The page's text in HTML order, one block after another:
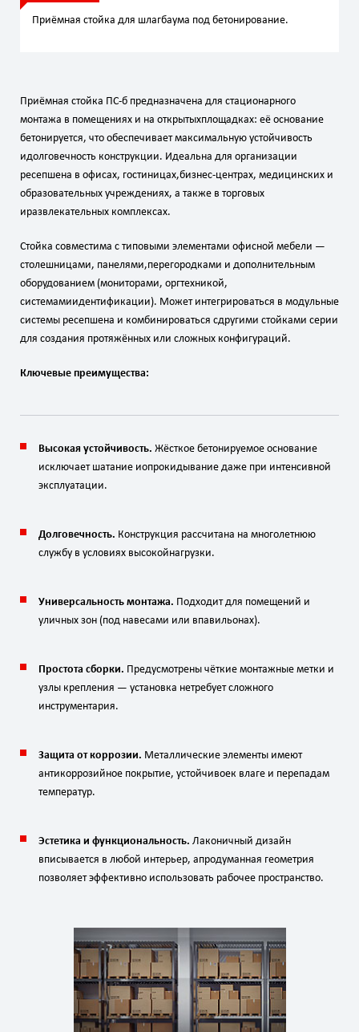
Приёмная стойка для шлагбаума под бетонирование.
Приёмная стойка ПС‑б предназначена для стационарного
монтажа в помещениях и на открытыхплощадках: её основание
бетонируется, что обеспечиваетмаксимальную устойчивость
идолговечность конструкции. Идеальна для организации
ресепшена в офисах, гостиницах,бизнес‑центрах, медицинских и
образовательных учреждениях, а также в торговых
иразвлекательных комплексах.
Стойка совместима с типовыми элементами офисной мебели —
столешницами, панелями,перегородками и дополнительным
оборудованием (мониторами, оргтехникой,
системамиидентификации). Можетинтегрироваться в модульные
системы ресепшена и комбинироваться сдругими стойками серии
для создания протяжённых или сложных конфигураций.
Ключевые преимущества:
Высокая устойчивость. Жёсткое бетонируемое основание
исключаетшатание иопрокидывание даже при интенсивной
эксплуатации.
Долговечность. Конструкция рассчитана на многолетнюю
службу в условиях высокойнагрузки.
Универсальность монтажа. Подходитдля помещений и
уличных зон (под навесами или впавильонах).
Простота сборки. Предусмотрены чёткие монтажные метки и
узлы крепления — установка нетребуетсложного
инструментария.
Защита откоррозии. Металлические элементы имеют
антикоррозийное покрытие, устойчивоек влаге и перепадам
температур.
Эстетика и функциональность. Лаконичный дизайн
вписывается в любой интерьер, апродуманная геометрия
позволяетэффективно использовать рабочее пространство.